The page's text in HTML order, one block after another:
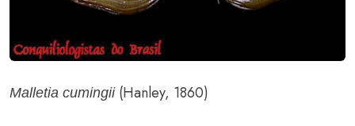
Malletia cumingii(Hanley, 1860)